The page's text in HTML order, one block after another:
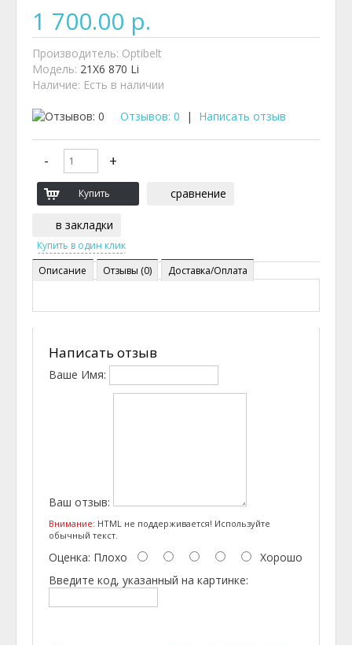
1 700.00 р.
Производитель: Optibelt
Модель: 21X6 870 Li
Наличие: Есть в наличии
Отзывов: 0 | Написать отзыв
сравнение
в закладки
Описание Отзывы (0) Доставка/Оплата
Написать отзыв
Ваше Имя:
Ваш отзыв:
Внимание: HTML не поддерживается! Используйте
обычный текст.
Оценка: Плохо
Хорошо
Введите код, указанный на картинке: